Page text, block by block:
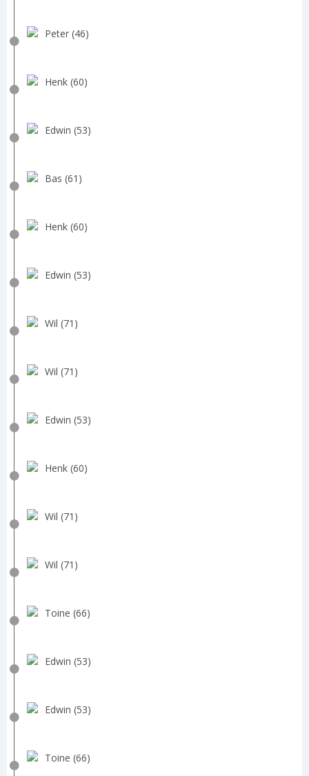
Peter (46)
Henk (60)
Edwin (53)
Bas (61)
Henk (60)
Edwin (53)
Wil (71)
Wil (71)
Edwin (53)
Henk (60)
Wil (71)
Wil (71)
Toine (66)
Edwin (53)
Edwin (53)
Toine (66)